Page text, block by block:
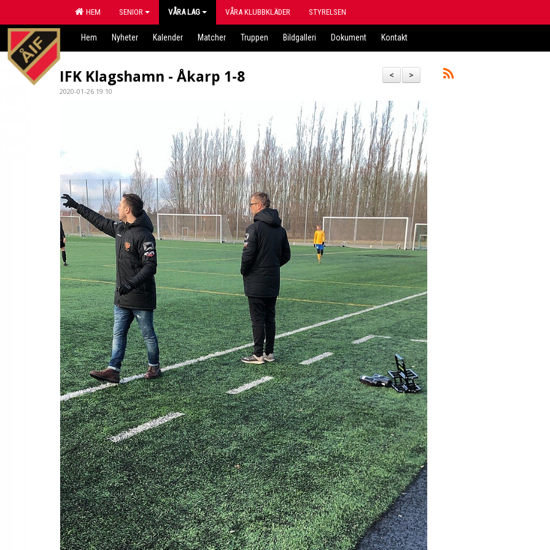
HEM SENIOR VÅRA LAG VÅRA KLUBBKLÄDER STYRELSEN
Hem Nyheter Kalender Matcher Truppen Bildgalleri Dokument Kontakt
>
<
IFK Klagshamn - Åkarp 1-8
2020-01-26 19:10